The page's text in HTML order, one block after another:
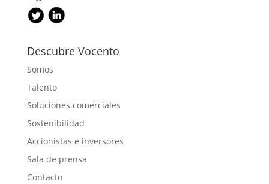
Descubre Vocento
Somos
Talento
Soluciones comerciales
Sostenibilidad
Accionistas e inversores
Sala de prensa
Contacto